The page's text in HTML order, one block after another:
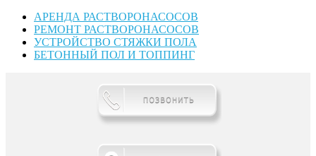
АРЕНДА РАСТВОРОНАСОСОВ
РЕМОНТ РАСТВОРОНАСОСОВ
УСТРОЙСТВО СТЯЖКИ ПОЛА
БЕТОННЫЙ ПОЛ И ТОППИНГ